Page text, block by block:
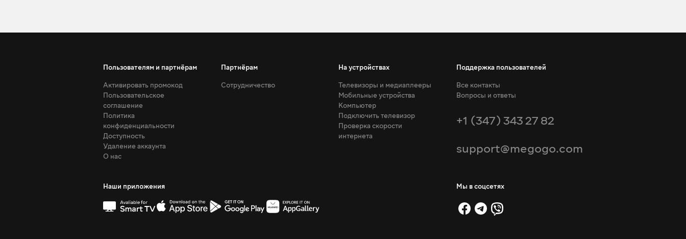
Пользователям и партнёрам
Активировать промокод
Пользовательское
соглашение
Политика
конфиденциальности
Доступность
Удаление аккаунта
О нас
Партнёрам
Сотрудничество
На устройствах
Телевизоры и медиаплееры
Мобильные устройства
Компьютер
Подключить телевизор
Проверка скорости
интернета
Поддержка пользователей
Все контакты
Вопросы и ответы
+1 (347) 343 27 82
support@megogo.com
Наши приложения Мы в соцсетях